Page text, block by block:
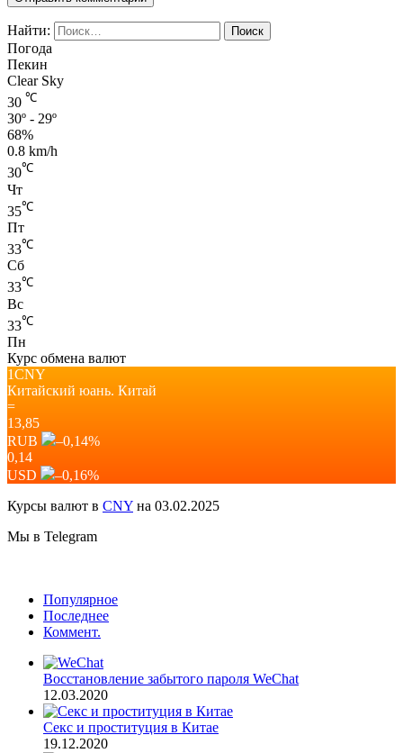
Найти:
Погода
Пекин
Clear Sky
30 ℃
30º - 29º
68%
0.8 km/h
30℃
Чт
35℃
Пт
33℃
Сб
33℃
Вс
33℃
Пн
Курс обмена валют
1CNY
Китайский юань. Китай
=
13,85
RUB
–0,14%
0,14
USD
–0,16%
Курсы валют в CNY на 03.02.2025
Мы в Telegram
Популярное
Последнее
Коммент.
Восстановление забытого пароля WeChat
12.03.2020
Секс и проституция в Китае
19.12.2020